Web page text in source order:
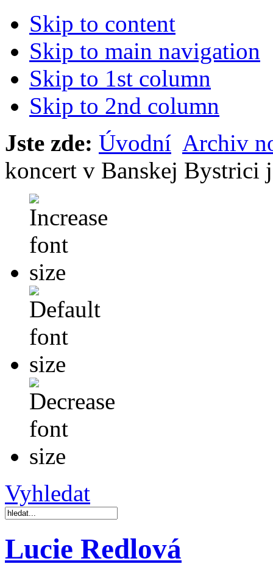
Skip to content
Skip to main navigation
Skip to 1st column
Skip to 2nd column
Jste zde: Úvodní Archiv
koncert v Banskej Bystrici
Vyhledat
Lucie Redlová